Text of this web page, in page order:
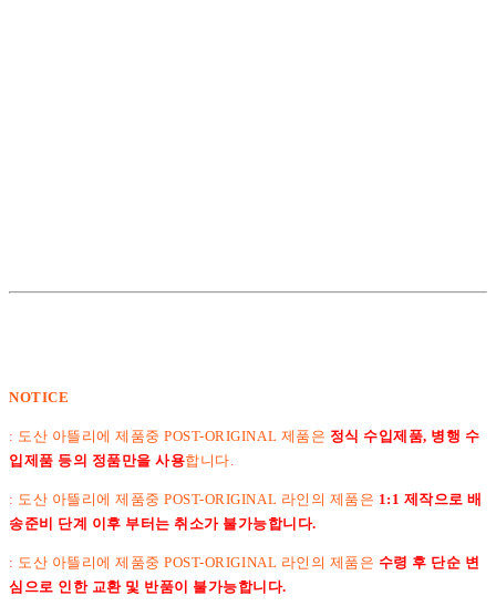
NOTICE
: 도산 아뜰리에 제품중 POST-ORIGINAL 제품은 정식 수입제품, 병행 수
입제품 등의 정품만을 사용합니다.
: 도산 아뜰리에 제품중 POST-ORIGINAL 라인의 제품은 1:1 제작으로 배
송준비 단계 이후 부터는 취소가 불가능합니다.
: 도산 아뜰리에 제품중 POST-ORIGINAL 라인의 제품은 수령 후 단순 변
심으로 인한 교환 및 반품이 불가능합니다.